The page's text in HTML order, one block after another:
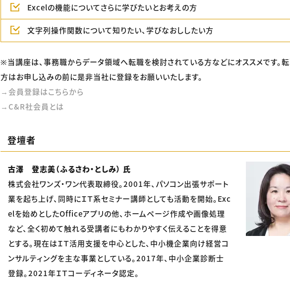
Excelの機能についてさらに学びたいとお考えの方
文字列操作関数について知りたい、学びなおししたい方
※当講座は、事務職からデータ領域へ転職を検討されている方などにオススメです。
方はお申し込みの前に是非当社に登録をお願いいたします。
→会員登録はこちらから
→C&R社会員とは
登壇者
古澤 登志美（ふるさわ・としみ） 氏
株式会社ワンズ・ワン代表取締役。2001年、パソコン出張サポート
業を起ち上げ、同時にＩＴ系セミナー講師としても活動を開始。Exc
elを始めとしたOfficeアプリの他、ホームページ作成や画像処理
など、全く初めて触れる受講者にもわかりやすく伝えることを得意
とする。現在はＩＴ活用支援を中心とした、中小機企業向け経営コ
ンサルティングを主な事業としている。2017年、中小企業診断士
登録。2021年ＩＴコーディネータ認定。